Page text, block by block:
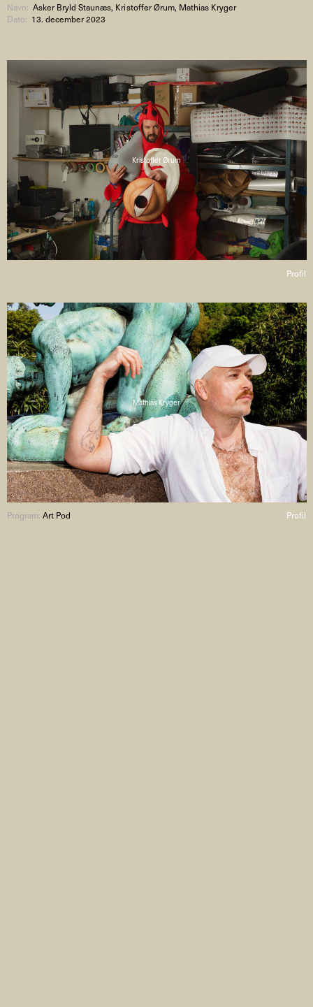
Navn:Asker Bryld Staunæs, Kristoffer Ørum, Mathias Kryger
Dato: 13. december 2023
Kristoffer Ørum
Profil
Mathias Kryger
Profil
Program:Art Pod